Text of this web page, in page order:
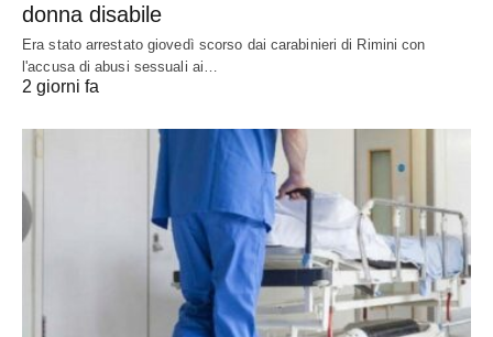
donna disabile
Era stato arrestato giovedì scorso dai carabinieri di Rimini con
l'accusa di abusi sessuali ai…
2 giorni fa